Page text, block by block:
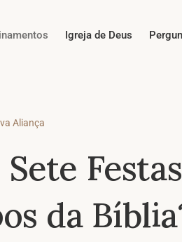
Igreja de Deus
Aliança
da